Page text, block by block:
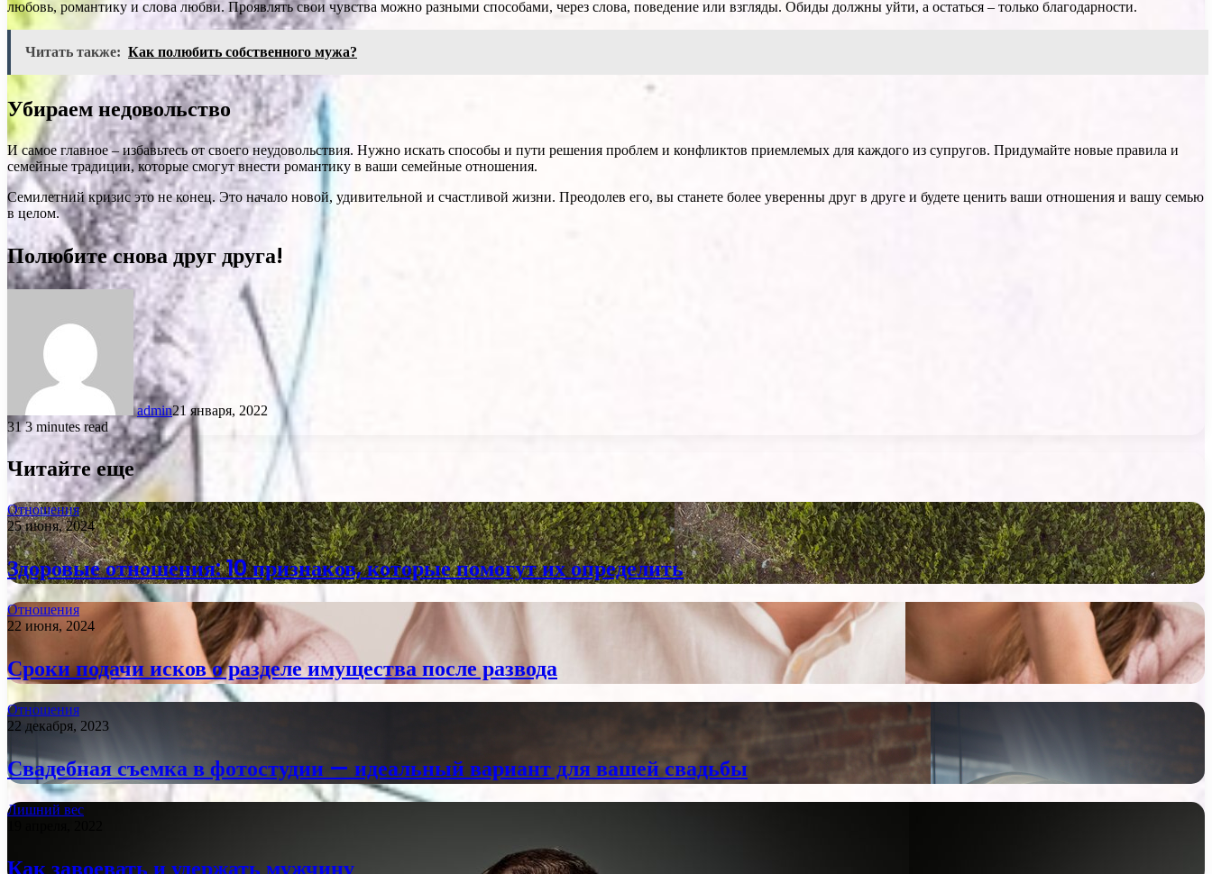
любовь, романтику и слова любви. Проявлять свои чувства можно разными способами, через слова, поведение или взгляды. Обиды должны уйти, а остаться – только благодарности.
Читать также: Как полюбить собственного мужа?
Убираем недовольство
И самое главное – избавьтесь от своего неудовольствия. Нужно искать способы и пути решения проблем и конфликтов приемлемых для каждого из супругов. Придумайте новые правила и
семейные традиции, которые смогут внести романтику в ваши семейные отношения.
Семилетний кризис это не конец. Это начало новой, удивительной и счастливой жизни. Преодолев его, вы станете более уверенны друг в друге и будете ценить ваши отношения и вашу семью
в целом.
Полюбите снова друг друга!
admin21 января, 2022
313 minutes read
Читайте еще
Отношения
25 июня, 2024
Здоровые отношения: 10 признаков, которые помогут их определить
Отношения
22 июня, 2024
Сроки подачи исков о разделе имущества после развода
Отношения
22 декабря, 2023
Свадебная съемка в фотостудии — идеальный вариант для вашей свадьбы
Лишний вес
Как завоевать и удержать мужчину